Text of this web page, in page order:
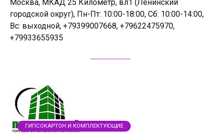
Москва, МКАД 25 Километр, вл1 (Ленинский
городской округ), Пн-Пт: 10:00-18:00, Сб: 10:00-14:00,
Вс: выходной, +79399007668, +79622475970,
+79933655935
ГИПСОКАРТОН И КОМПЛЕКТУЮЩИЕ